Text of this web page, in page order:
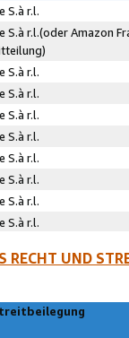
S.à r.l.
S.à r.l.(oder Amazon
S.à r.l.
S.à r.l.
S.à r.l.
S.à r.l.
S.à r.l.
S.à r.l.
S.à r.l.
S.à r.l.
RECHT UND